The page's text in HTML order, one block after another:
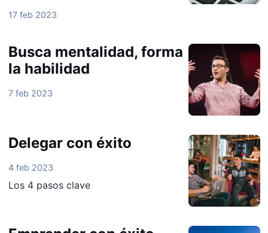
17 feb 2023
Busca mentalidad, forma
la habilidad
7 feb 2023
Delegar con éxito
4 feb 2023
Los 4 pasos clave